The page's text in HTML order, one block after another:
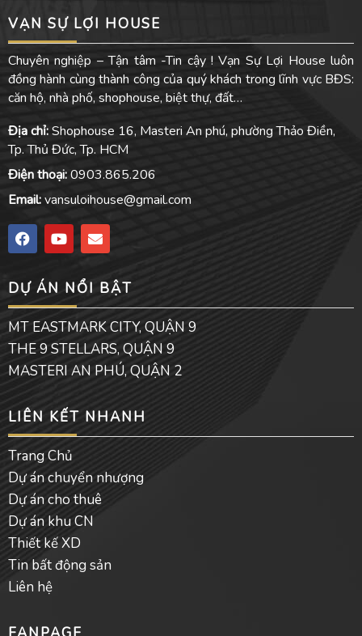
VẠN SỰ LỢI HOUSE
Chuyên nghiệp – Tận tâm -Tin cậy ! Vạn Sự Lợi House luôn
đồng hành cùng thành công của quý khách trong lĩnh vực BĐS:
căn hộ, nhà phố, shophouse, biệt thự, đất…
Địa chỉ:Shophouse 16, Masteri An phú, phường Thảo Điền,
Tp. Thủ Đức, Tp. HCM
Điện thoại:0903.865.206
Email:vansuloihouse@gmail.com
F
a
c
b
o
o
k
Y
o
u
u
b
e
E
n
v
o
p
e
DỰ ÁN NỔI BẬT
MT EASTMARK CITY, QUẬN 9
THE 9 STELLARS, QUẬN 9
MASTERI AN PHÚ, QUẬN 2
LIÊN KẾT NHANH
Trang Chủ
Dự án chuyển nhượng
Dự án cho thuê
Dự án khu CN
Thiết kế XD
Tin bất động sản
Liên hệ